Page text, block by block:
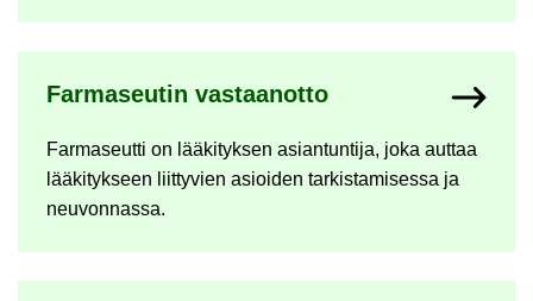
Far­ma­seu­tin vas­taan­ot­to
Far­ma­seut­ti on lää­ki­tyk­sen asian­tun­ti­ja, joka aut­taa
lää­ki­tyk­seen liit­ty­vien asioi­den tar­kis­ta­mi­ses­sa ja
neu­von­nas­sa.